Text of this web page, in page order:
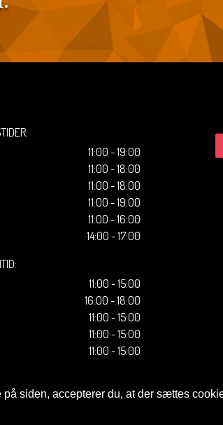
siden, accepterer du, at der sættes
11:00 - 19:00
11:00 - 18:00
11:00 - 18:00
11:00 - 19:00
11:00 - 16:00
14:00 - 17:00
11:00 - 15:00
16:00 - 18:00
11:00 - 15:00
11:00 - 15:00
11:00 - 15:00